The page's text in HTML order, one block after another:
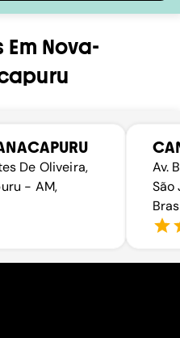
Em Nova-
De Oliveira,
- AM,
Av.
São